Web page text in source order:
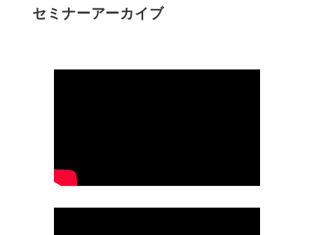
セミナーアーカイブ